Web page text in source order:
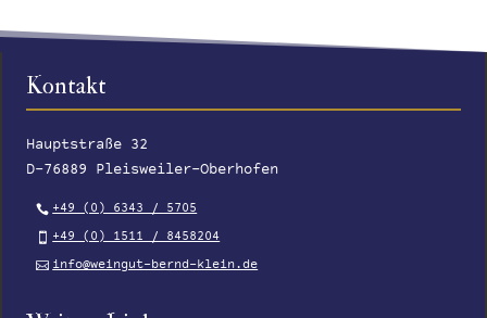
Kontakt
Hauptstraße 32
D-76889 Pleisweiler-Oberhofen
+49 (0) 6343 / 5705
+49 (0) 1511 / 8458204
info@weingut-bernd-klein.de